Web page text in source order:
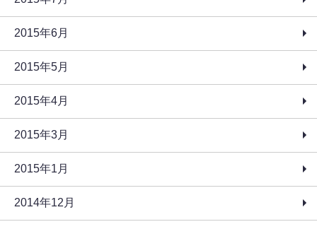
2015年6月
2015年5月
2015年4月
2015年3月
2015年1月
2014年12月